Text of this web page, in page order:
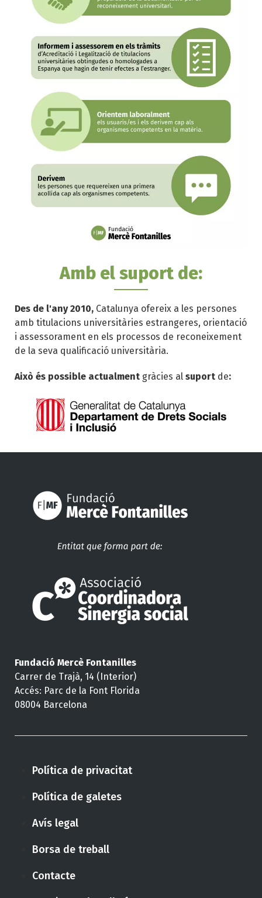
Amb el suport de:
Des de l'any 2010, Catalunya ofereix a les persones
amb titulacions universitàries estrangeres, orientació
i assessorament en els processos de reconeixement
de la seva qualificació universitària.
Això és possible actualment gràcies al suport de:
Fundació Mercè Fontanilles
Carrer de Trajà, 14 (Interior)
Accés: Parc de la Font Florida
08004 Barcelona
Política de privacitat
Política de galetes
Avís legal
Borsa de treball
Contacte